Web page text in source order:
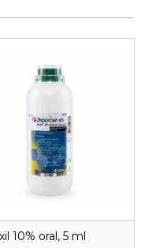
10% oral, 5 ml